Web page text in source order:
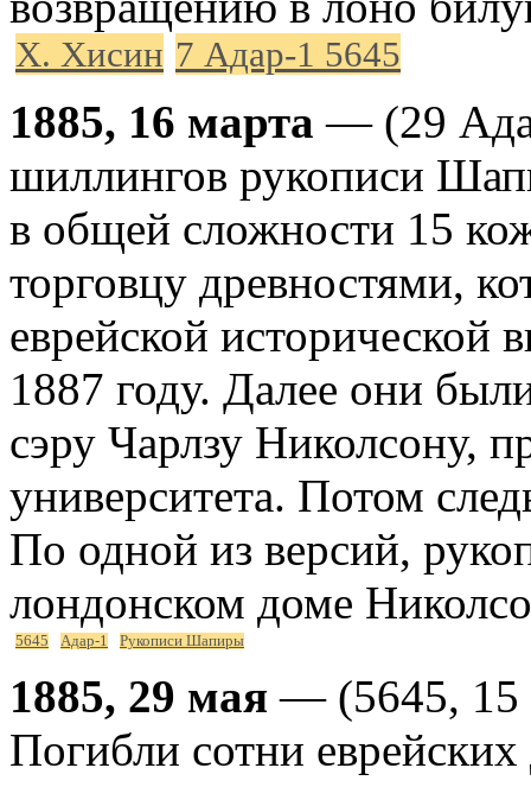
Х. Хисин 7 Адар-1 5645
1885, 16 марта — (29
шиллингов рукописи
в общей сложности 15
торговцу древностями,
еврейской исторической
1887 году. Далее они
сэру Чарлзу Николсону,
университета. Потом
По одной из версий,
лондонском доме
5645 Адар-1 Рукописи Шапиры
1885, 29 мая — (5645, 15
Погибли сотни